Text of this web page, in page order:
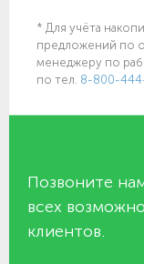
* Для учёта
предложений по
менеджеру по
по тел. 8-800-
Позвоните
всех
клиентов.